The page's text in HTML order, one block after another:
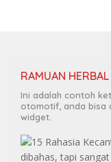
RAMUAN HERBAL
Ini adalah contoh
otomotif, anda bisa
widget.